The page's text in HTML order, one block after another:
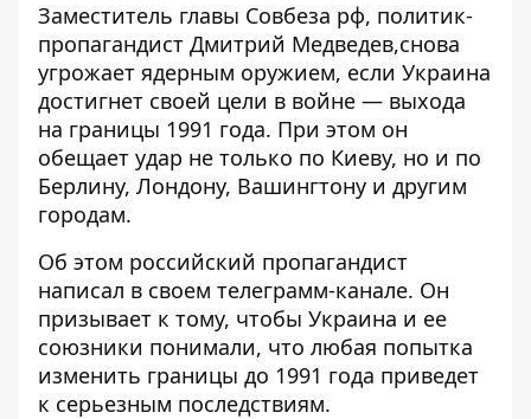
Заместитель главы Совбеза рф, политик-
пропагандист Дмитрий Медведев,снова
угрожает ядерным оружием, если Украина
достигнет своей цели в войне — выхода
на границы 1991 года. При этом он
обещает удар не только по Киеву, но и по
Берлину, Лондону, Вашингтону и другим
городам.
Об этом российский пропагандист
написал в своем телеграмм-канале. Он
призывает к тому, чтобы Украина и ее
союзники понимали, что любая попытка
изменить границы до 1991 года приведет
к серьезным последствиям.